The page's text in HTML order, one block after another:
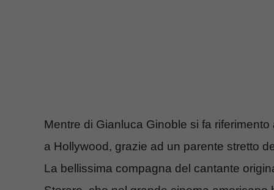
Mentre di Gianluca Ginoble si fa
a Hollywood, grazie ad un parente stretto
La bellissima compagna del cantante